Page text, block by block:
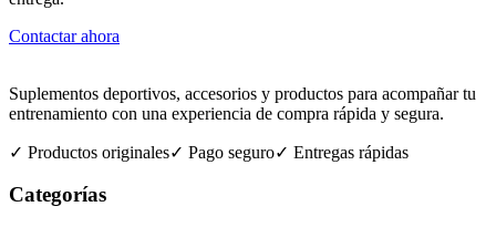
Contactar ahora
Suplementos deportivos, accesorios y productos para acompañar tu
entrenamiento con una experiencia de compra rápida y segura.
✓ Productos originales✓ Pago seguro✓ Entregas rápidas
Categorías